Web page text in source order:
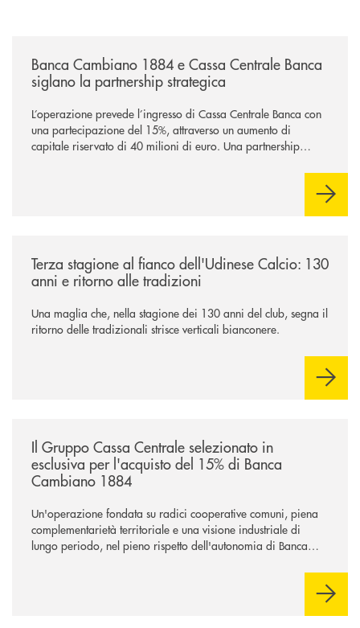
Banca Cambiano 1884 e Cassa Centrale Banca
siglano la partnership strategica
L’operazione prevede l’ingresso di Cassa Centrale Banca con
una partecipazione del 15%, attraverso un aumento di
capitale riservato di 40 milioni di euro. Una partnership
comuni e sulla prossimità ai territori, per ampliare l’offerta e
Terza stagione al fianco dell'Udinese Calcio: 130
anni e ritorno alle tradizioni
Una maglia che, nella stagione dei 130 anni del club, segna il
ritorno delle tradizionali strisce verticali bianconere.
Il Gruppo Cassa Centrale selezionato in
esclusiva per l'acquisto del 15% di Banca
Cambiano 1884
Un'operazione fondata su radici cooperative comuni, piena
complementarietà territoriale e una visione industriale di
lungo periodo, nel pieno rispetto dell'autonomia di Banca
negoziazione esclusiva per la finalizzazione dell’operazione.